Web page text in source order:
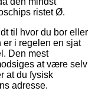
ristet Ø.
til hvor du bor eller
er i regelen en sjat
Den mest
at være selv
at du fysisk
adresse.